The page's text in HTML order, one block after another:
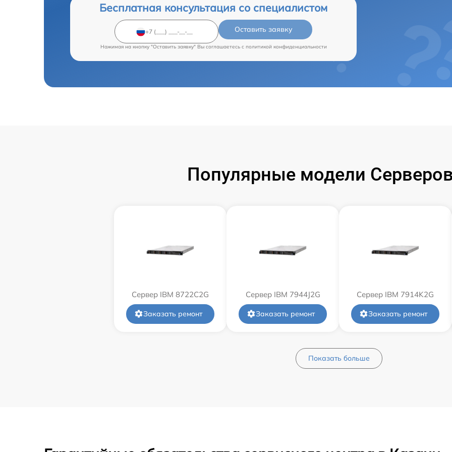
Бесплатная консультация со специалистом
Оставить заявку
Нажимая на кнопку "Оставить заявку" Вы соглашаетесь c политикой конфиденциальности
Популярные модели
Сервер IBM 8722C2G
Заказать ремонт
Сервер IBM 7944J2G
Заказать ремонт
Сервер IBM 7914K2G
Заказать ремонт
Показать больше